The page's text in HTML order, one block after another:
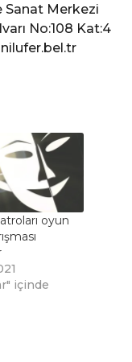
Sanat Merkezi
No:108 Kat:4
oyun
içinde